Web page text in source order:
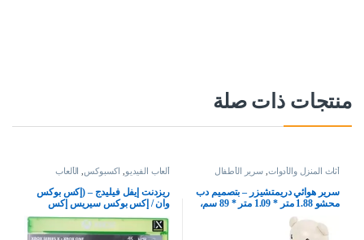
منتجات ذات صلة
أثاث المنزل والأدوات, سرير الأطفال
سرير هوائي دريمتشيزر – بتصميم دب
محشو 1.88 متر * 1.09 متر * 89 سم،
من بي دبليو
ألعاب الفيديو, اكسبوكس, الألعاب
ريزدنت إيفل فيليدج – (إكس بوكس
وان / إكس بوكس سيريس إكس
بوكس إكس بوكس إكس | إس إس